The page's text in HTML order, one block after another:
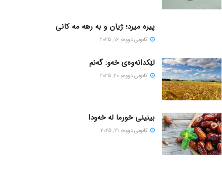
پیره میرد؛ ژیان و به رهه مه کانی
كانونی دووه‌م 16, 2025
لێکدانەوەی خەو: گەنم
كانونی دووه‌م 20, 2025
بینینی خورما لە خەودا
كانونی دووه‌م 21, 2025